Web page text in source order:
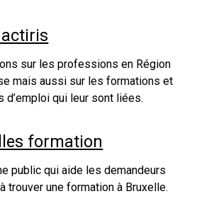
actiris
sur les professions en Région
mais aussi sur les formations et
d’emploi qui leur sont liées.
formation
public qui aide les demandeurs
trouver une formation à Bruxelle.